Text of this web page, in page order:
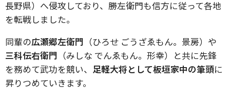
長野県）へ侵攻しており、勝左衛門も信方に従って各地
を転戦しました。
同輩の広瀬郷左衛門 （ひろせ ごうざゑもん。景房）や
三科伝右衛門 （みしな でんゑもん。形幸）と共に先鋒
を務めて武功を競い、 足軽大将として板垣家中の筆頭に
昇りつめていきます。